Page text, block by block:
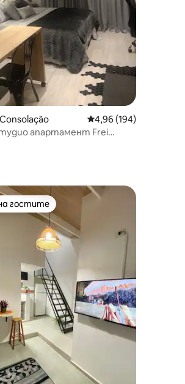
5, 250 отзива
Средна оценка: 4,96
4,96 (194)
апартамент Frei
гостите
гостите